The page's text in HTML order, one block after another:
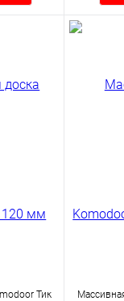
Тик